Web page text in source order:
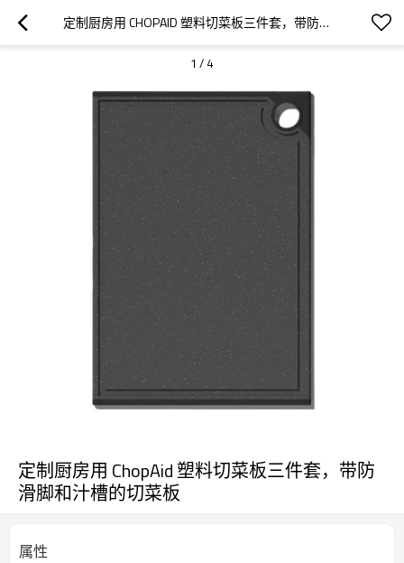
定制厨房用 CHOPAID 塑料切菜板三件套，带防滑脚和汁槽的切菜板
1 / 4
定制厨房用 ChopAid 塑料切菜板三件套，带防
滑脚和汁槽的切菜板
属性